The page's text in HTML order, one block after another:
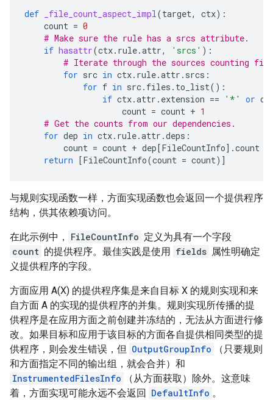
def _file_count_aspect_impl(target, ctx):
count = 0
# Make sure the rule has a srcs attribute.
if hasattr(ctx. rule.attr, 'srcs' ):
# Iterate through the sources counting
for src in ctx. rule.attr . srcs :
for f in src. files . to_list():
if ctx.attr . extension == '*' or
count = count + 1
# Get the counts from our dependencies.
for dep in ctx. rule.attr .deps :
count = count + dep [FileCountInfo] .count
return
[FileCountInfo(count = count)]
与规则实现函数一样，方面实现函数也会返回一个提供程序
结构，供其依赖项访问。
在此示例中， FileCountInfo 定义为具有一个字段
count 的提供程序。最佳实践是使用 fields 属性明确定
义提供程序的字段。
方面应用 A(X) 的提供程序集是来自目标 X 的规则实现和来
自方面 A 的实现的提供程序的并集。规则实现所传播的提
供程序是在应用方面之前创建并冻结的，无法从方面进行修
改。如果目标和应用于该目标的方面各自提供相同类型的提
供程序，则会发生错误，但 OutputGroupInfo
（只要规则
和方面指定不同的输出组，就会合并）和
InstrumentedFilesInfo
（从方面获取）除外。这意味
着，方面实现可能永远不会返回
DefaultInfo 。